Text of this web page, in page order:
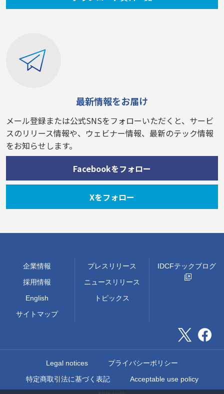
最新情報をお届け
メール登録または公式SNSをフォローいただくと、サービ
スのリリース情報や、ウェビナー情報、最新のテック情報
をお知らせします。
Facebookをフォロー
Xをフォロー
企業情報
採用情報
English
サイトマップ
プレスリリース
ニュースリリース
トピックス
IDCFテックブログ
Legal notices
プライバシーポリシー
特定商取引法に基づく表記
Acceptable use policy